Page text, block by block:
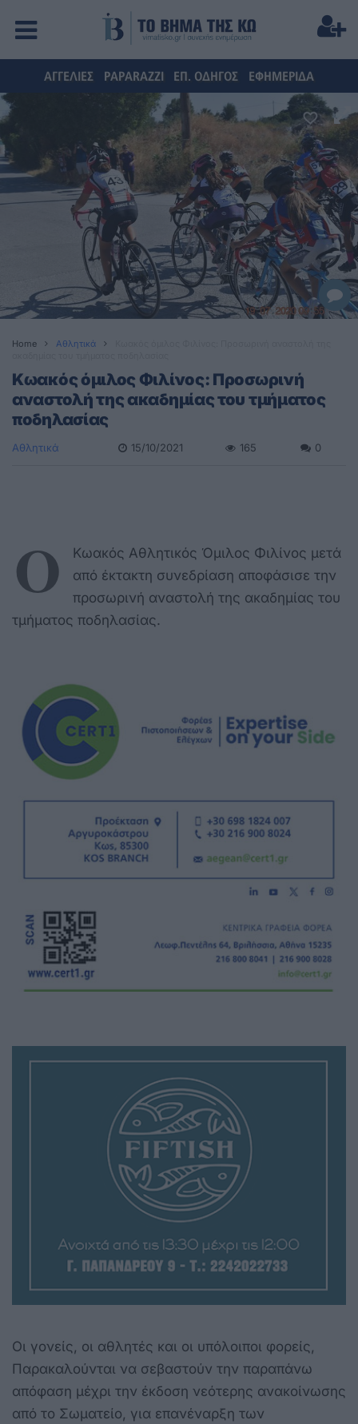
ΑΓΓΕΛΙΕΣ PAPARAZZI ΕΠ. ΟΔΗΓΟΣ ΕΦΗΜΕΡΙΔΑ
Home Αθλητικά
Κωακός όμιλος Φιλίνος: Προσωρινή
αναστολή της ακαδημίας του τμήματος
ποδηλασίας
Αθλητικά 15/10/2021 165 0
Ο
Κωακός Αθλητικός Όμιλος Φιλίνος μετά
από έκτακτη συνεδρίαση αποφάσισε την
προσωρινή αναστολή της ακαδημίας του
τμήματος ποδηλασίας.
Οι γονείς, οι αθλητές και οι υπόλοιποι φορείς,
Παρακαλούνται να σεβαστούν την παραπάνω
απόφαση μέχρι την έκδοση νεότερης ανακοίνωσης
από το Σωματείο, για επανέναρξη των